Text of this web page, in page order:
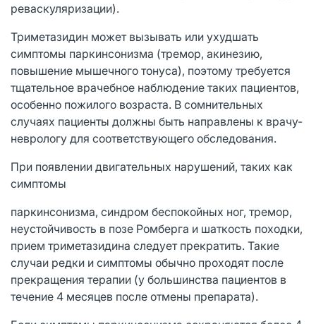
реваскуляризации).
Триметазидин может вызывать или ухудшать
симптомы паркинсонизма (тремор, акинезию,
повышение мышечного тонуса), поэтому требуется
тщательное врачебное наблюдение таких пациентов,
особенно пожилого возраста. В сомнительных
случаях пациенты должны быть направлены к врачу-
неврологу для соответствующего обследования.
При появлении двигательных нарушений, таких как
симптомы
паркинсонизма, синдром беспокойных ног, тремор,
неустойчивость в позе Ромберга и шаткость походки,
прием триметазидина следует прекратить. Такие
случаи редки и симптомы обычно проходят после
прекращения терапии (у большинства пациентов в
течение 4 месяцев после отмены препарата).